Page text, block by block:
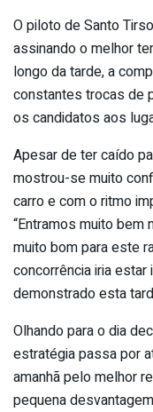
O piloto de Santo
assinando o melhor
longo da tarde, a
constantes trocas de
os candidatos aos
Apesar de ter caído
mostrou-se muito
carro e com o ritmo
“Entramos muito
muito bom para este
concorrência iria
demonstrado esta
Olhando para o dia
estratégia passa por
amanhã pelo melhor
pequena